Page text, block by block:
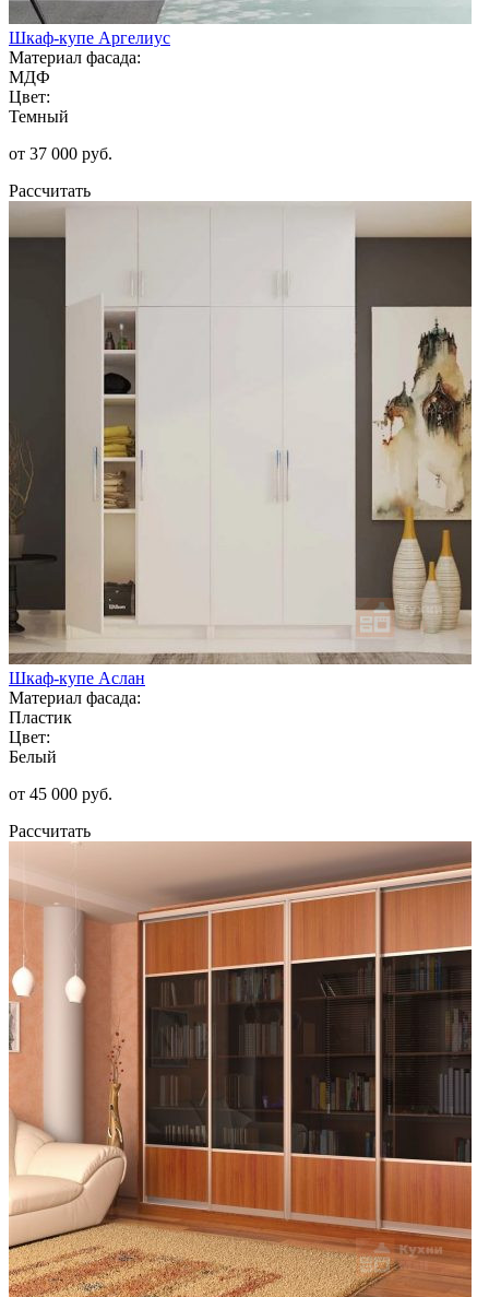
Шкаф-купе Аргелиус
Материал фасада:
МДФ
Цвет:
Темный
от 37 000 руб.
Рассчитать
Шкаф-купе Аслан
Материал фасада:
Пластик
Цвет:
Белый
от 45 000 руб.
Рассчитать